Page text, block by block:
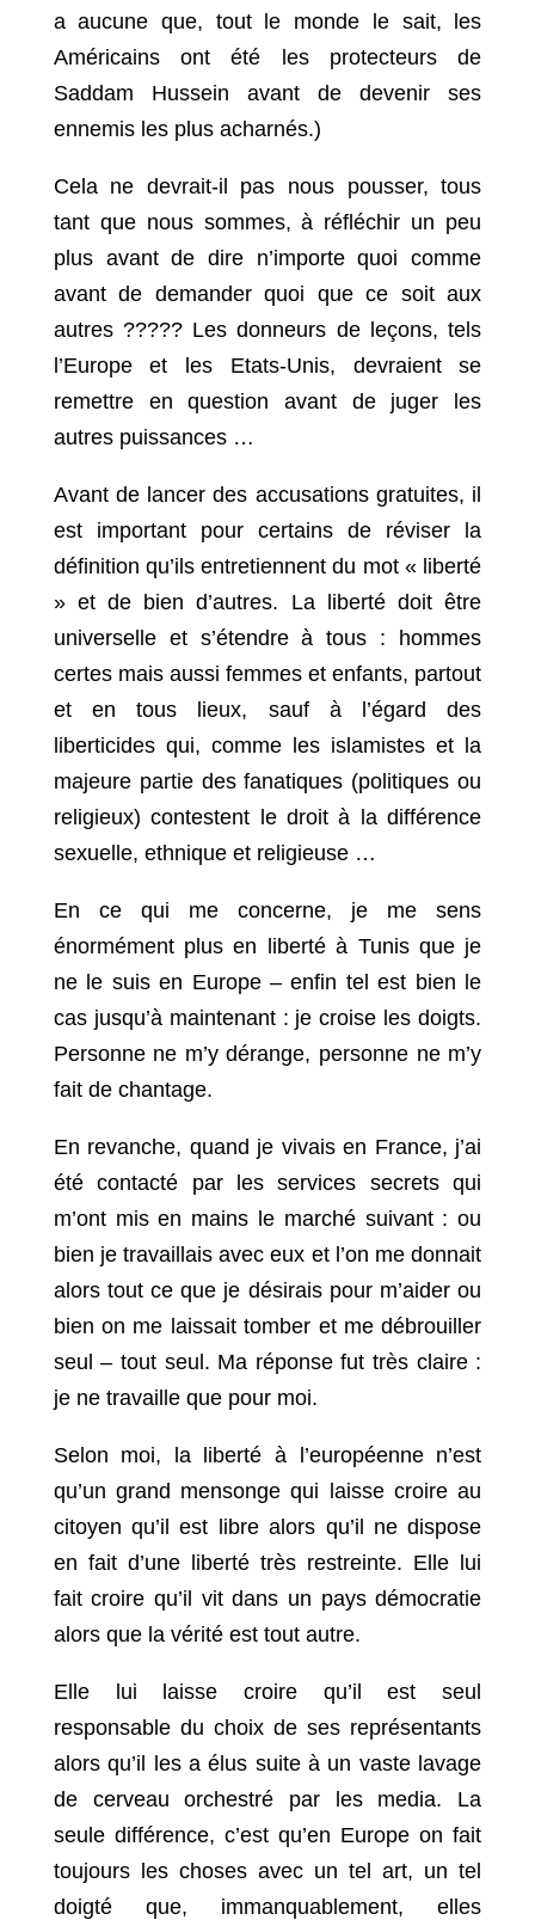
a aucune que, tout le monde le sait, les
Américains ont été les protecteurs de
Saddam Hussein avant de devenir ses
ennemis les plus acharnés.)
Cela ne devrait-il pas nous pousser, tous
tant que nous sommes, à réfléchir un peu
plus avant de dire n’importe quoi comme
avant de demander quoi que ce soit aux
autres ????? Les donneurs de leçons, tels
l’Europe et les Etats-Unis, devraient se
remettre en question avant de juger les
autres puissances …
Avant de lancer des accusations gratuites, il
est important pour certains de réviser la
définition qu’ils entretiennent du mot « liberté
» et de bien d’autres. La liberté doit être
universelle et s’étendre à tous : hommes
certes mais aussi femmes et enfants, partout
et en tous lieux, sauf à l’égard des
liberticides qui, comme les islamistes et la
majeure partie des fanatiques (politiques ou
religieux) contestent le droit à la différence
sexuelle, ethnique et religieuse …
En ce qui me concerne, je me sens
énormément plus en liberté à Tunis que je
ne le suis en Europe – enfin tel est bien le
cas jusqu’à maintenant : je croise les doigts.
Personne ne m’y dérange, personne ne m’y
fait de chantage.
En revanche, quand je vivais en France, j’ai
été contacté par les services secrets qui
m’ont mis en mains le marché suivant : ou
bien je travaillais avec eux et l’on me donnait
alors tout ce que je désirais pour m’aider ou
bien on me laissait tomber et me débrouiller
seul – tout seul. Ma réponse fut très claire :
je ne travaille que pour moi.
Selon moi, la liberté à l’européenne n’est
qu’un grand mensonge qui laisse croire au
citoyen qu’il est libre alors qu’il ne dispose
en fait d’une liberté très restreinte. Elle lui
fait croire qu’il vit dans un pays démocratie
alors que la vérité est tout autre.
Elle lui laisse croire qu’il est seul
responsable du choix de ses représentants
alors qu’il les a élus suite à un vaste lavage
de cerveau orchestré par les media. La
seule différence, c’est qu’en Europe on fait
toujours les choses avec un tel art, un tel
doigté que, immanquablement, elles